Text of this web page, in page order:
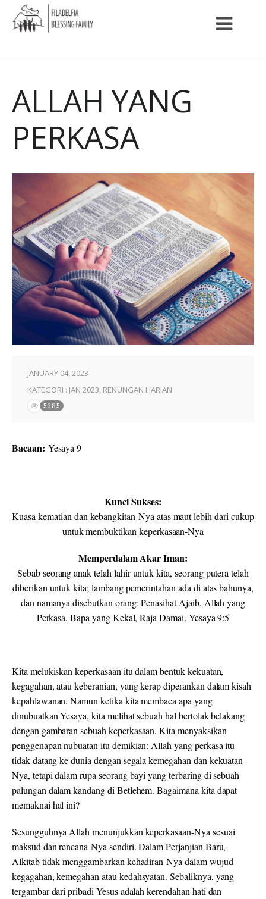
ALLAH YANG
PERKASA
JANUARY 04, 2023
KATEGORI : JAN 2023, RENUNGAN HARIAN
5685
Bacaan: Yesaya 9
Kunci Sukses:
Kuasa kematian dan kebangkitan-Nya atas maut lebih dari cukup
untuk membuktikan keperkasaan-Nya
Memperdalam Akar Iman:
Sebab seorang anak telah lahir untuk kita, seorang putera telah
diberikan untuk kita; lambang pemerintahan ada di atas bahunya,
dan namanya disebutkan orang: Penasihat Ajaib, Allah yang
Perkasa, Bapa yang Kekal, Raja Damai. Yesaya 9:5
Kita melukiskan keperkasaan itu dalam bentuk kekuatan,
kegagahan, atau keberanian, yang kerap diperankan dalam kisah
kepahlawanan. Namun ketika kita membaca apa yang
dinubuatkan Yesaya, kita melihat sebuah hal bertolak belakang
dengan gambaran sebuah keperkasaan. Kita menyaksikan
penggenapan nubuatan itu demikian: Allah yang perkasa itu
tidak datang ke dunia dengan segala kemegahan dan kekuatan-
Nya, tetapi dalam rupa seorang bayi yang terbaring di sebuah
palungan dalam kandang di Betlehem. Bagaimana kita dapat
memaknai hal ini?
Sesungguhnya Allah menunjukkan keperkasaan-Nya sesuai
maksud dan rencana-Nya sendiri. Dalam Perjanjian Baru,
Alkitab tidak menggambarkan kehadiran-Nya dalam wujud
kegagahan, kemegahan atau kedahsyatan. Sebaliknya, yang
tergambar dari pribadi Yesus adalah kerendahan hati dan